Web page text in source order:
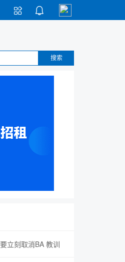


搜索
立刻取消BA 教训